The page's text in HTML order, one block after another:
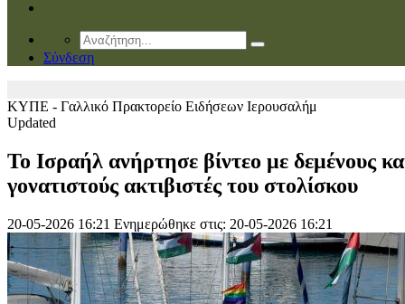
Σύνδεση
ΚΥΠΕ - Γαλλικό Πρακτορείο Ειδήσεων Ιερουσαλήμ
Updated
Το Ισραήλ ανήρτησε βίντεο με δεμένους
γονατιστούς ακτιβιστές του στολίσκου
20-05-2026 16:21 Ενημερώθηκε στις: 20-05-2026 16:21